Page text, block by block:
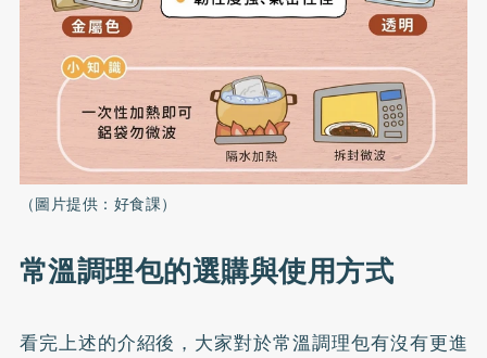
（圖片提供：好食課）
常溫調理包的選購與使用方式
看完上述的介紹後，大家對於常溫調理包有沒有更進